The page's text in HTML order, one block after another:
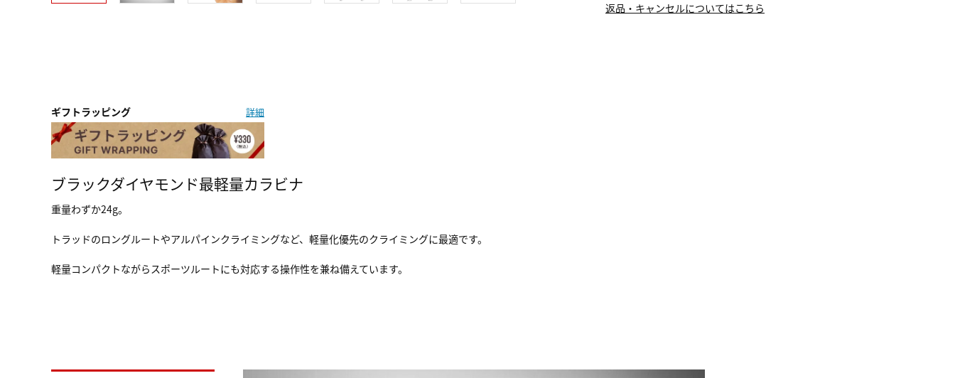
返品・キャンセルについてはこちら
ギフトラッピング 詳細
ブラックダイヤモンド最軽量カラビナ
重量わずか24g。
トラッドのロングルートやアルパインクライミングなど、軽量化優先のクライミングに最適です。
軽量コンパクトながらスポーツルートにも対応する操作性を兼ね備えています。